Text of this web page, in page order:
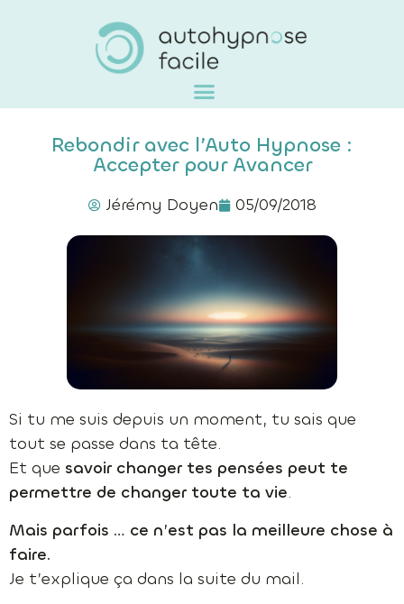
Rebondir avec l’Auto Hypnose :
Accepter pour Avancer
Jérémy Doyen 05/09/2018
Si tu me suis depuis un moment, tu sais que
tout se passe dans ta tête.
Et que savoir changer tes pensées peut te
permettre de changer toute ta vie.
Mais parfois … ce n’est pas la meilleure chose à
faire.
Je t’explique ça dans la suite du mail.